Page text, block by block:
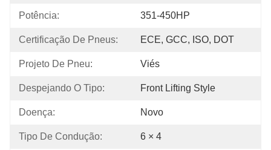
Potência: 351-450HP
Certificação De Pneus: ECE, GCC, ISO, DOT
Projeto De Pneu: Viés
Despejando O Tipo: Front Lifting Style
Doença: Novo
Tipo De Condução: 6 × 4